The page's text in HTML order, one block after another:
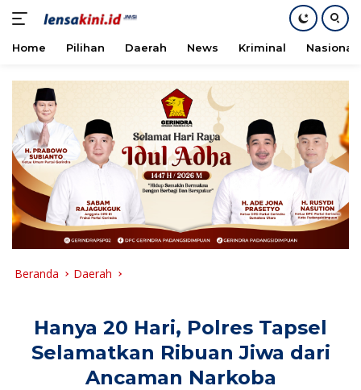
konten
Home Pilihan Daerah News Kriminal Nasional
Beranda Daerah
Hanya 20 Hari, Polres Tapsel
Selamatkan Ribuan Jiwa dari
Ancaman Narkoba